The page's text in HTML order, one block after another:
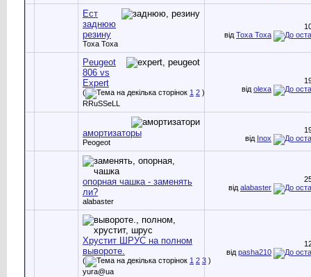
Ест
заднюю
резину
Toxa Toxa
від Toxa Toxa
Peugeot
806 vs
Expert
( 1 2 )
RRuSSeLL
від olexa
амортизаторы
Peogeot
від Inox
опорная чашка - заменять
ли?
alabaster
від alabaster
Хрустит ШРУС на полном
вывороте.
( 1 2 3 )
yura@ua
від pasha210